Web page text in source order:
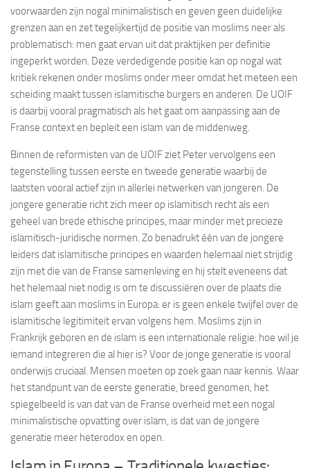
voorwaarden zijn nogal minimalistisch en geven geen duidelijke
grenzen aan en zet tegelijkertijd de positie van moslims neer als
problematisch: men gaat ervan uit dat praktijken per definitie
ingeperkt worden. Deze verdedigende positie kan op nogal wat
kritiek rekenen onder moslims onder meer omdat het meteen een
scheiding maakt tussen islamitische burgers en anderen. De UOIF
is daarbij vooral pragmatisch als het gaat om aanpassing aan de
Franse context en bepleit een islam van de middenweg.
Binnen de reformisten van de UOIF ziet Peter vervolgens een
tegenstelling tussen eerste en tweede generatie waarbij de
laatsten vooral actief zijn in allerlei netwerken van jongeren. De
jongere generatie richt zich meer op islamitisch recht als een
geheel van brede ethische principes, maar minder met precieze
islamitisch-juridische normen. Zo benadrukt één van de jongere
leiders dat islamitische principes en waarden helemaal niet strijdig
zijn met die van de Franse samenleving en hij stelt eveneens dat
het helemaal niet nodig is om te discussiëren over de plaats die
islam geeft aan moslims in Europa: er is geen enkele twijfel over de
islamitische legitimiteit ervan volgens hem. Moslims zijn in
Frankrijk geboren en de islam is een internationale religie: hoe wil je
iemand integreren die al hier is? Voor de jonge generatie is vooral
onderwijs cruciaal. Mensen moeten op zoek gaan naar kennis. Waar
het standpunt van de eerste generatie, breed genomen, het
spiegelbeeld is van dat van de Franse overheid met een nogal
minimalistische opvatting over islam, is dat van de jongere
generatie meer heterodox en open.